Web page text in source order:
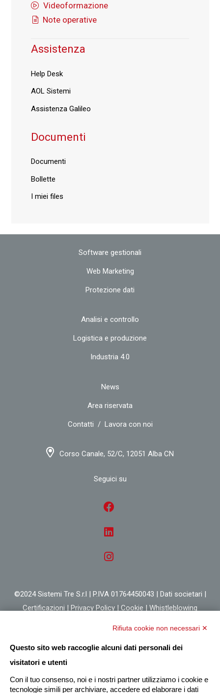
Videoformazione
Note operative
Assistenza
Help Desk
AOL Sistemi
Assistenza Galileo
Documenti
Documenti
Bollette
I miei files
Software gestionali
Web Marketing
Protezione dati
Analisi e controllo
Logistica e produzione
Industria 4.0
News
Area riservata
Contatti / Lavora con noi
Corso Canale, 52/C, 12051 Alba CN
Seguici su
©2024 Sistemi Tre S.r.l | P.IVA 01764450043 | Dati societari |
Certificazioni | Privacy Policy | Cookie | Whistleblowing
Rifiuta cookie non necessari ✕
Questo sito web raccoglie alcuni dati personali dei
visitatori e utenti
Con il tuo consenso, noi e i nostri partner utilizziamo i cookie e
tecnologie simili per archiviare, accedere ed elaborare i dati